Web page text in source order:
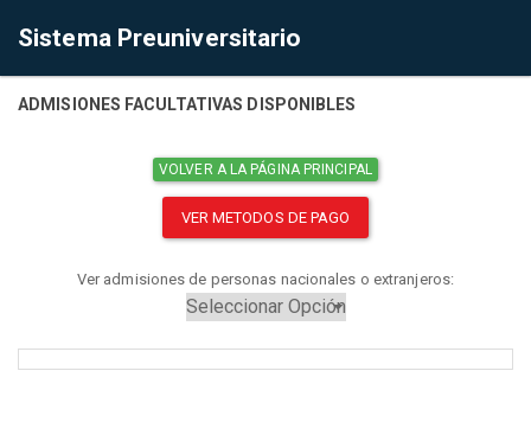
Sistema Preuniversitario
ADMISIONES FACULTATIVAS DISPONIBLES
VOLVER A LA PÁGINA PRINCIPAL
VER METODOS DE PAGO
Ver admisiones de personas nacionales o extranjeros: